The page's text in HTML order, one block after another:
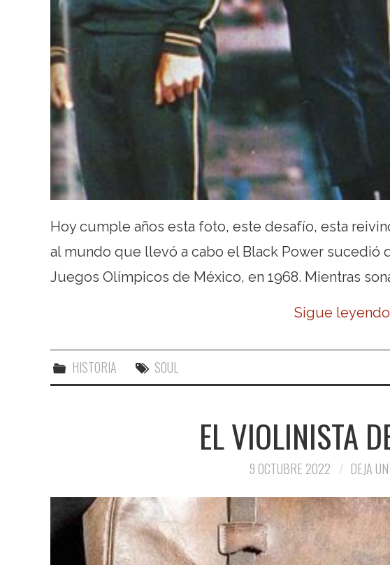
Hoy cumple años esta foto, este desafío, esta
al mundo que llevó a cabo el Black Power sucedió
Juegos Olímpicos de México, en 1968. Mientras
Sigue leyendo
HISTORIA SOUL
EL VIOLINISTA
9 OCTUBRE 2022 DEJA